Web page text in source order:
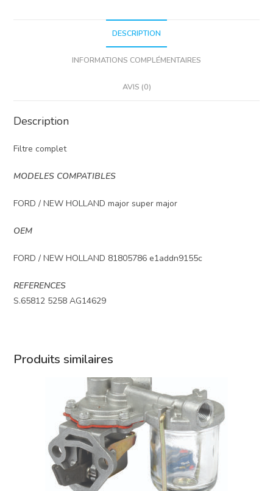
DESCRIPTION
INFORMATIONS COMPLÉMENTAIRES
AVIS (0)
Description
Filtre complet
MODELES COMPATIBLES
FORD / NEW HOLLAND major super major
OEM
FORD / NEW HOLLAND 81805786 e1addn9155c
REFERENCES
S.65812 5258 AG14629
Produits similaires